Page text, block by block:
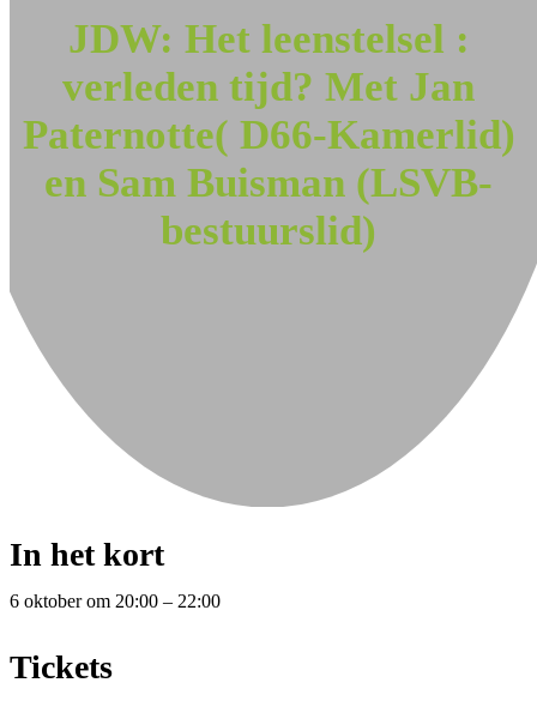
JDW: Het leenstelsel :
verleden tijd? Met Jan
Paternotte( D66-Kamerlid)
en Sam Buisman (LSVB-
bestuurslid)
In het kort
6 oktoberom 20:00 – 22:00
Tickets